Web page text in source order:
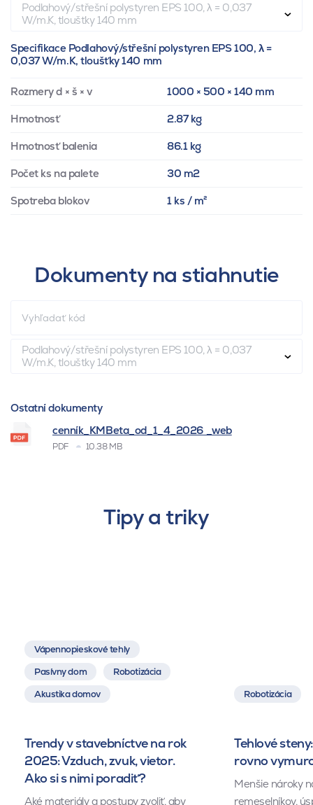
Podlahový/střešní polystyren EPS 100, λ = 0,037
W/m.K, tloušťky 140 mm
Specifikace Podlahový/střešní polystyren EPS 100, λ =
0,037 W/m.K, tloušťky 140 mm
Rozmery d × š × v 1000 × 500 × 140 mm
Hmotnosť 2.87 kg
Hmotnosť balenia 86.1 kg
Počet ks na palete 30 m2
Spotreba blokov 1 ks / m²
Dokumenty na stiahnutie
Podlahový/střešní polystyren EPS 100, λ = 0,037
W/m.K, tloušťky 140 mm
Ostatní dokumenty
cenník_KMBeta_od_1_4_2026 _web
PDF 10.38 MB
Tipy a triky
Vápennopieskové tehly
Pasívny dom
Robotizácia
Akustika domov
Trendy v stavebníctve na rok
2025: Vzduch, zvuk, vietor.
Ako si s nimi poradiť?
Aké materiály a postupy zvoliť, aby
Robotizácia
Tehlové
rovno
Menšie nároky
remeselníkov,